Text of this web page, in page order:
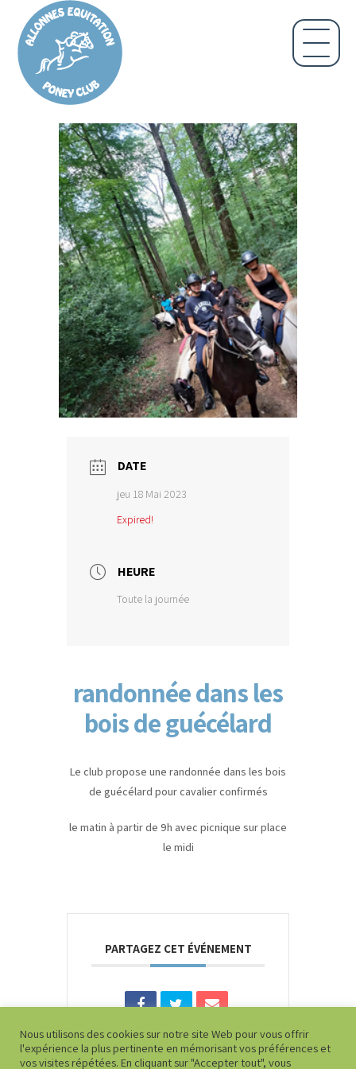
DATE
jeu 18 Mai 2023
Expired!
HEURE
Toute la journée
randonnée dans les
bois de guécélard
Le club propose une randonnée dans les bois
de guécélard pour cavalier confirmés
le matin à partir de 9h avec picnique sur place
le midi
PARTAGEZ CET ÉVÉNEMENT
Nous utilisons des cookies sur notre site Web pour vous offrir
l'expérience la plus pertinente en mémorisant vos préférences et
vos visites répétées. En cliquant sur "Accepter tout", vous